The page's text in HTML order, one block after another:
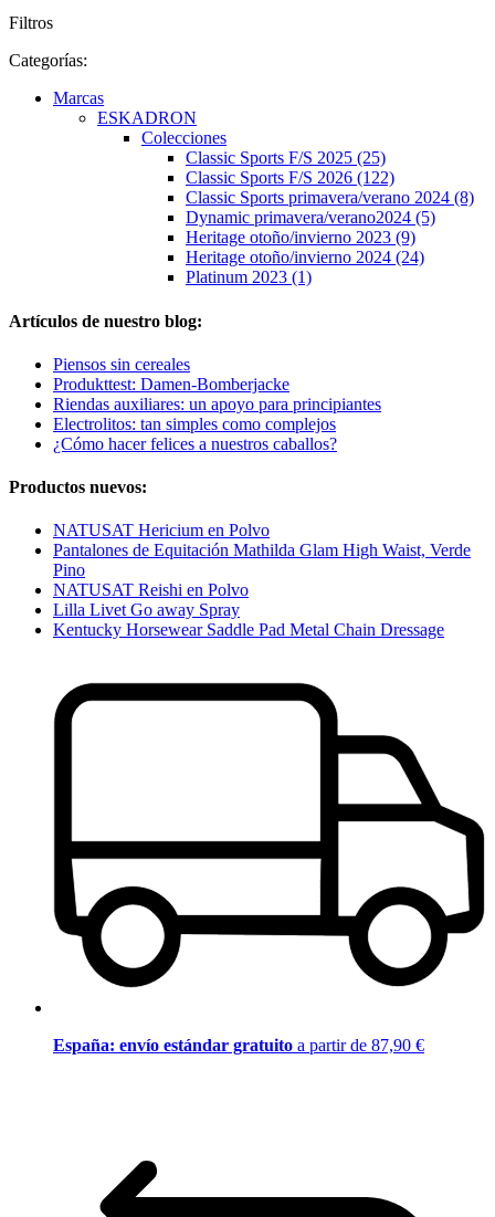
Filtros
Categorías:
Marcas
ESKADRON
Colecciones
Classic Sports F/S 2025 (25)
Classic Sports F/S 2026 (122)
Classic Sports primavera/verano 2024 (8)
Dynamic primavera/verano2024 (5)
Heritage otoño/invierno 2023 (9)
Heritage otoño/invierno 2024 (24)
Platinum 2023 (1)
Artículos de nuestro blog:
Piensos sin cereales
Produkttest: Damen-Bomberjacke
Riendas auxiliares: un apoyo para principiantes
Electrolitos: tan simples como complejos
¿Cómo hacer felices a nuestros caballos?
Productos nuevos:
NATUSAT Hericium en Polvo
Pantalones de Equitación Mathilda Glam High Waist, Verde
Pino
NATUSAT Reishi en Polvo
Lilla Livet Go away Spray
Kentucky Horsewear Saddle Pad Metal Chain Dressage
España: envío estándar gratuito a partir de 87,90 €